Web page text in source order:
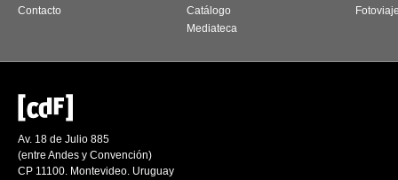
Contacto
Catálogo
Mediateca
Av. 18 de Julio 885
(entre Andes y Convención)
CP 11100. Montevideo. Uruguay